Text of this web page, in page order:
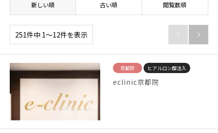
新しい順 古い順 閲覧数順
251件中 1〜12件を表示  
京都府 ヒアルロン酸注入
eclinic京都院